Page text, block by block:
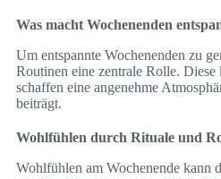
Was macht Wochenenden
Um entspannte Wochenenden zu
Routinen eine zentrale Rolle.
schaffen eine angenehme
beiträgt.
Wohlfühlen durch Rituale und
Wohlfühlen am Wochenende kann